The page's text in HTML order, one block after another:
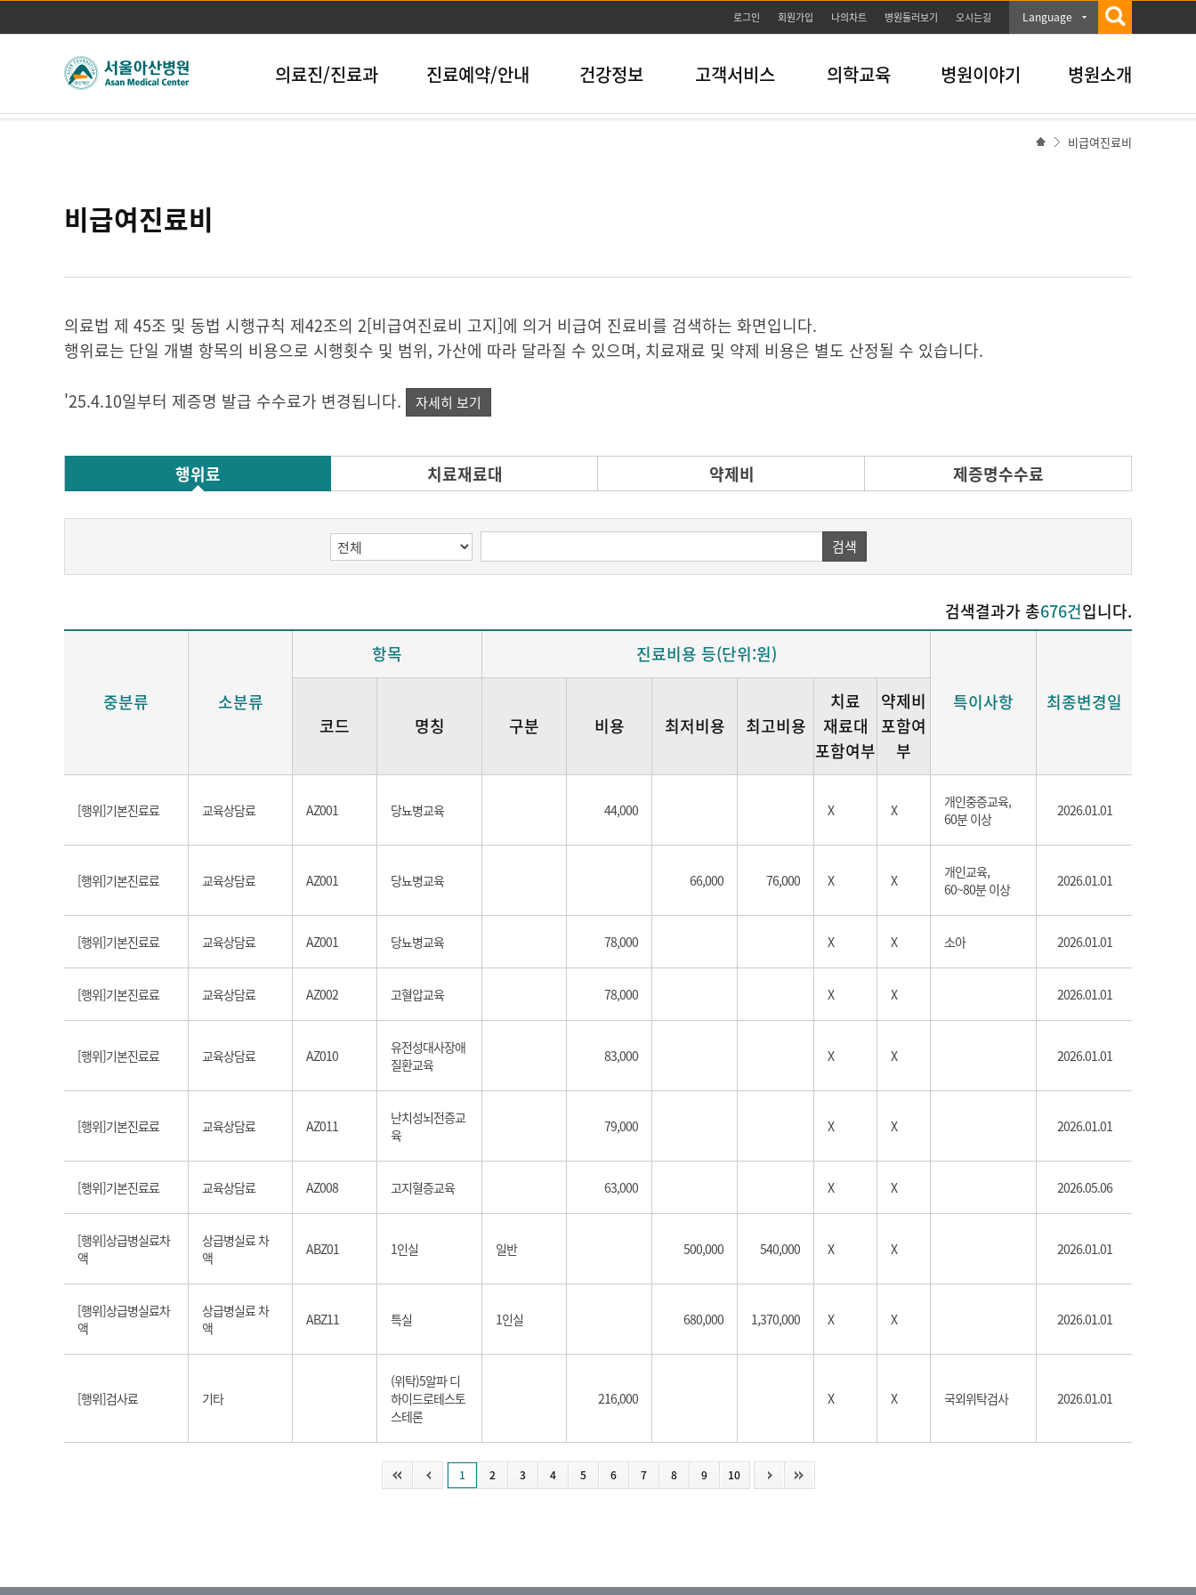
본문바로가기
로그인 회원가입 나의차트 병원둘러보기 오시는길 Language
의료진/진료과 진료예약/안내 건강정보 고객서비스 의학교육 병원이야기 병원소개
비급여진료비
비급여진료비
의료법 제 45조 및 동법 시행규칙 제42조의 2[비급여진료비 고지]에 의거 비급여 진료비를 검색하는 화면입니다.
행위료는 단일 개별 항목의 비용으로 시행횟수 및 범위, 가산에 따라 달라질 수 있으며, 치료재료 및 약제 비용은 별도 산정될 수 있습니다.
'25.4.10일부터 제증명 발급 수수료가 변경됩니다. 자세히 보기
행위료 치료재료대 약제비 제증명수수료
검색
검색결과가 총676건입니다.
중분류 소분류
항목
진료비용 등(단위:원)
특이사항
최종변경일
코드
명칭 구분 비용 최저비용 최고비용
치료
재료대
포함여부
약제비
포함여
부
[행위]기본진료료 교육상담료 AZ001 당뇨병교육 44,000 X X
개인중증교육,
60분 이상
2026.01.01
[행위]기본진료료 교육상담료 AZ001 당뇨병교육 66,000 76,000 X X
개인교육,
60~80분 이상
2026.01.01
[행위]기본진료료 교육상담료 AZ001 당뇨병교육 78,000 X X 소아 2026.01.01
[행위]기본진료료 교육상담료 AZ002 고혈압교육 78,000 X X 2026.01.01
[행위]기본진료료 교육상담료 AZ010
유전성대사장애
질환교육
83,000 X X 2026.01.01
[행위]기본진료료 교육상담료 AZ011
난치성뇌전증교
육
79,000 X X 2026.01.01
[행위]기본진료료 교육상담료 AZ008 고지혈증교육 63,000 X X 2026.05.06
[행위]상급병실료차
액
상급병실료 차
액
ABZ01 1인실 일반 500,000 540,000 X X 2026.01.01
[행위]상급병실료차
액
상급병실료 차
액
ABZ11 특실 1인실 680,000 1,370,000 X X 2026.01.01
[행위]검사료 기타
(위탁)5알파 디
하이드로테스토
스테론
216,000 X X 국외위탁검사 2026.01.01
1 2 3 4 5 6 7 8 9 10